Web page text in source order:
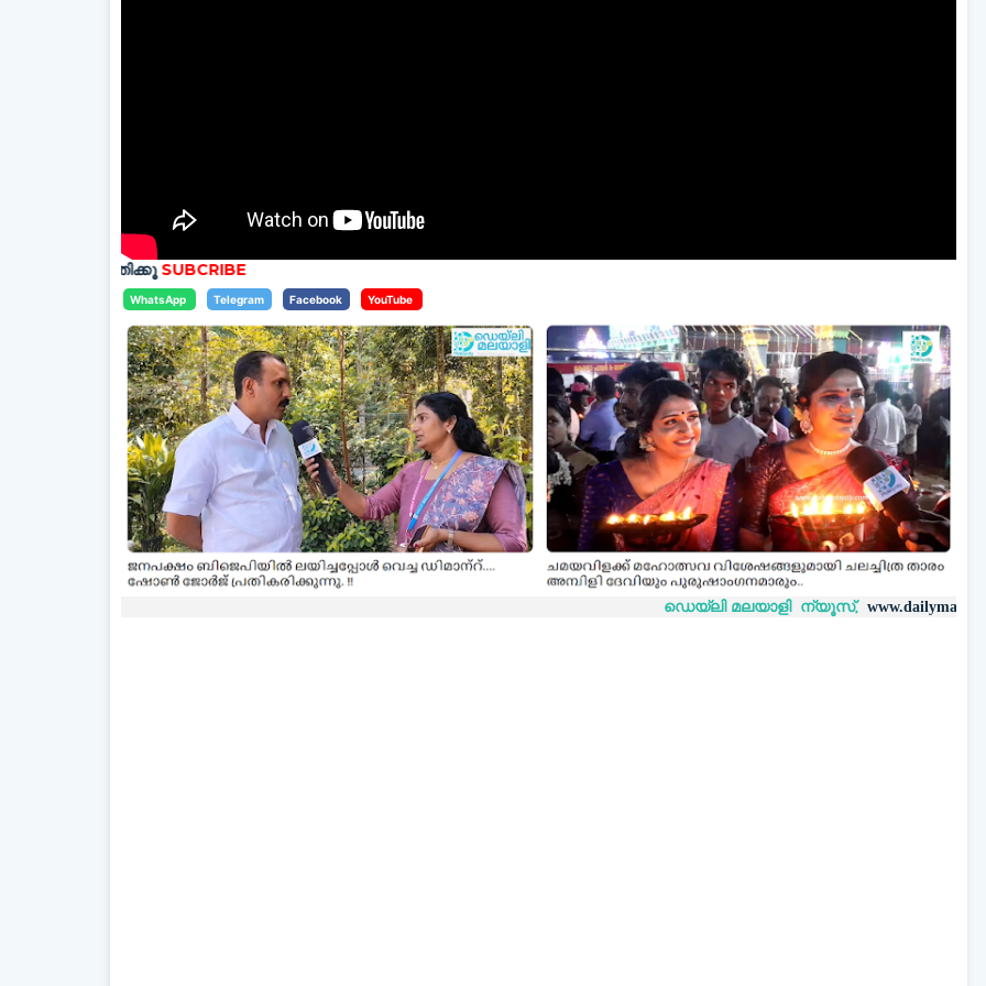
SUBCRIBE
WhatsApp Telegram Facebook YouTube
ഡെയ്‌ലി മലയാളി ന്യൂസ്, www.dailymalayaly.com